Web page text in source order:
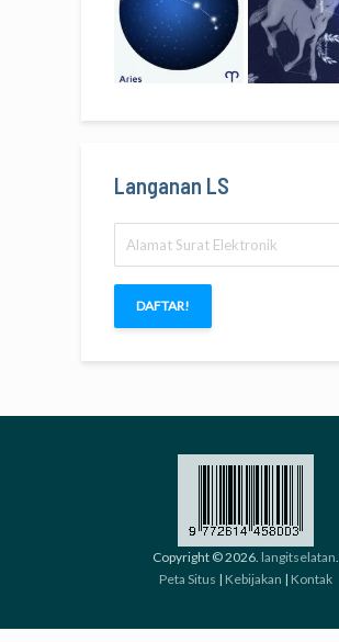
Langanan LS
Surat
Elektronik
DAFTAR!
Copyright © 2026. langitselatan.
Peta Situs | Kebijakan | Kontak